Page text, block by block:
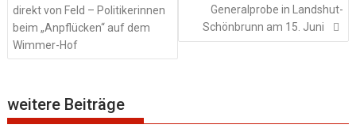
direkt von Feld – Politikerinnen
beim „Anpflücken“ auf dem
Wimmer-Hof
Generalprobe in Landshut-
Schönbrunn am 15. Juni
weitere Beiträge